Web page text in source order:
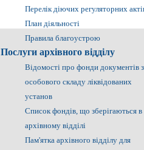
Перелік діючих регуляторних
План діяльності
Правила благоустрою
Послуги архівного відділу
Відомості про фонди документів з
особового складу ліквідованих
установ
Список фондів, що зберігаються в
архівному відділі
Пам'ятка архівного відділу для